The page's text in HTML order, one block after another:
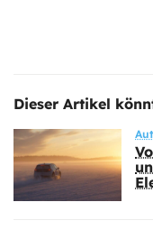
Dieser Artikel